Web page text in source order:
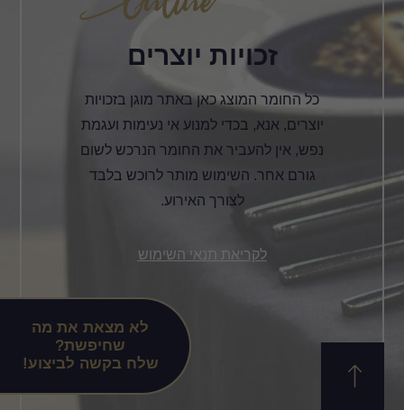
לא מצאת את מה
שחיפשת?
שלח בקשה לביצוע!
זכויות יוצרים
כל החומר המוצג כאן באתר מוגן בזכויות
יוצרים, אנא, בכדי למנוע אי נעימות ועגמת
נפש, אין להעביר את החומר הנרכש לשום
גורם אחר. השימוש מותר לרוכש בלבד
לצורך האירוע.
לקריאת תנאי השימוש